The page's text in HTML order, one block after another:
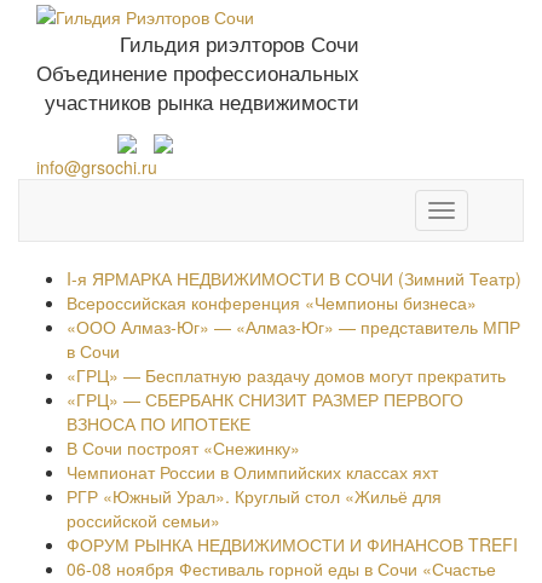
Гильдия риэлторов Сочи
Объединение профессиональных
участников рынка недвижимости
info@grsochi.ru
Toggle
navigation
I-я ЯРМАРКА НЕДВИЖИМОСТИ В СОЧИ (Зимний Театр)
Всероссийская конференция «Чемпионы бизнеса»
«ООО Алмаз-Юг» — «Алмаз-Юг» — представитель МПР
в Сочи
«ГРЦ» — Бесплатную раздачу домов могут прекратить
«ГРЦ» — СБЕРБАНК СНИЗИТ РАЗМЕР ПЕРВОГО
ВЗНОСА ПО ИПОТЕКЕ
В Сочи построят «Снежинку»
Чемпионат России в Олимпийских классах яхт
РГР «Южный Урал». Круглый стол «Жильё для
российской семьи»
ФОРУМ РЫНКА НЕДВИЖИМОСТИ И ФИНАНСОВ TREFI
06-08 ноября Фестиваль горной еды в Сочи «Счастье